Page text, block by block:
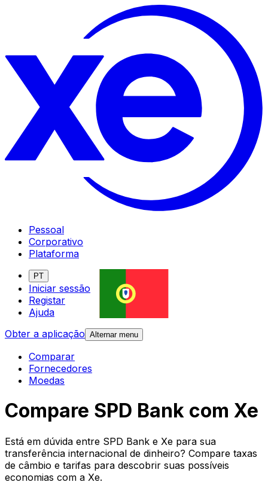
Pessoal
Corporativo
Plataforma
PT
Iniciar sessão
Registar
Ajuda
Obter a aplicação Alternar menu
Comparar
Fornecedores
Moedas
Compare SPD Bank com Xe
Está em dúvida entre SPD Bank e Xe para sua
transferência internacional de dinheiro? Compare taxas
de câmbio e tarifas para descobrir suas possíveis
economias com a Xe.